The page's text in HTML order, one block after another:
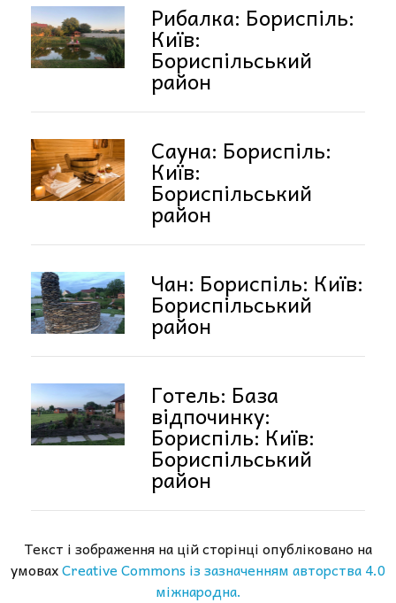
Рибалка: Бориспіль:
Київ:
Бориспільський
район
Сауна: Бориспіль:
Київ:
Бориспільський
район
Чан: Бориспіль: Київ:
Бориспільський
район
Готель: База
відпочинку:
Бориспіль: Київ:
Бориспільський
район
Текст і зображення на цій сторінці опубліковано на
умовахCreative Commons із зазначенням авторства 4.0
міжнародна.